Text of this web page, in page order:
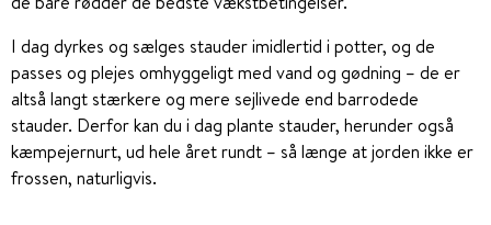
I dag dyrkes og sælges stauder imidlertid i potter, og de
passes og plejes omhyggeligt med vand og gødning – de er
altså langt stærkere og mere sejlivede end barrodede
stauder. Derfor kan du i dag plante stauder, herunder også
kæmpejernurt, ud hele året rundt – så længe at jorden ikke er
frossen, naturligvis.